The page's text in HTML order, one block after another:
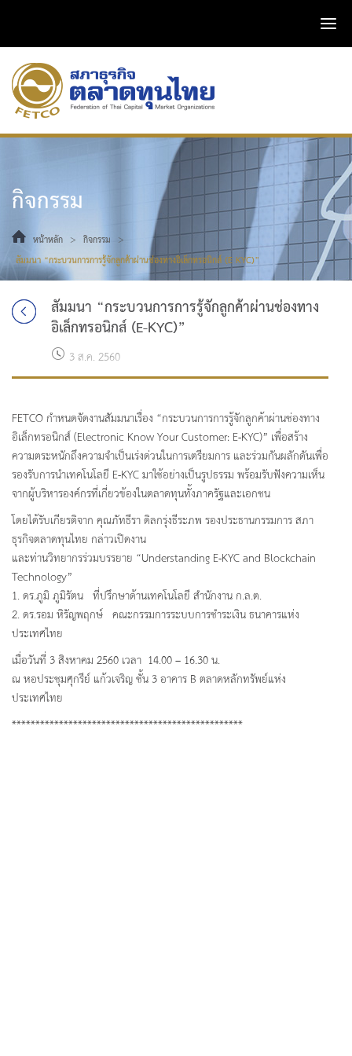
กิจกรรม
หน้าหลัก > กิจกรรม >
สัมมนา “กระบวนการการรู้จักลูกค้าผ่านช่องทางอิเล็กทรอนิกส์ (E-KYC)”
สัมมนา “กระบวนการการรู้จักลูกค้าผ่านช่องทาง
อิเล็กทรอนิกส์ (E-KYC)”
3 ส.ค. 2560
FETCO กำหนดจัดงานสัมมนาเรื่อง “กระบวนการการรู้จักลูกค้าผ่านช่องทาง
อิเล็กทรอนิกส์ (Electronic Know Your Customer: E-KYC)” เพื่อสร้าง
ความตระหนักถึงความจำเป็นเร่งด่วนในการเตรียมการ และร่วมกันผลักดันเพื่อ
รองรับการนำเทคโนโลยี E-KYC มาใช้อย่างเป็นรูปธรรม พร้อมรับฟังความเห็น
จากผู้บริหารองค์กรที่เกี่ยวข้องในตลาดทุนทั้งภาครัฐและเอกชน
โดยได้รับเกียรติจาก คุณภัทธีรา ดิลกรุ่งธีระภพ รองประธานกรรมการ สภา
ธุรกิจตลาดทุนไทย กล่าวเปิดงาน
และท่านวิทยากรร่วมบรรยาย “Understanding E-KYC and Blockchain
Technology”
1. ดร.ภูมิ ภูมิรัตน ที่ปรึกษาด้านเทคโนโลยี สำนักงาน ก.ล.ต.
2. ดร.รอม หิรัญพฤกษ์ คณะกรรมการระบบการชำระเงิน ธนาคารแห่ง
ประเทศไทย
เมื่อวันที่ 3 สิงหาคม 2560 เวลา 14.00 – 16.30 น.
ณ หอประชุมศุกรีย์ แก้วเจริญ ชั้น 3 อาคาร B ตลาดหลักทรัพย์แห่ง
ประเทศไทย
*************************************************